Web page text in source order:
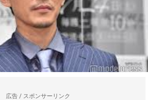
広告 / スポンサーリンク